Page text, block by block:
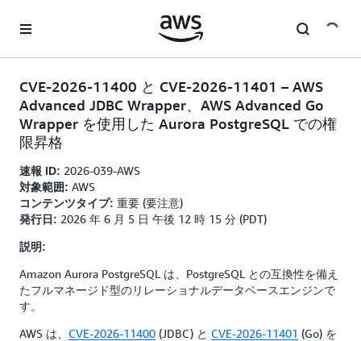
CVE-2026-11400 と CVE-2026-11401 – AWS
Advanced JDBC Wrapper、AWS Advanced Go
Wrapper を使用した Aurora PostgreSQL での権
限昇格
速報 ID: 2026-039-AWS
対象範囲: AWS
コンテンツタイプ: 重要 (要注意)
発行日: 2026 年 6 月 5 日 午後 12 時 15 分 (PDT)
説明:
Amazon Aurora PostgreSQL は、PostgreSQL との互換性を備え
たフルマネージド型のリレーショナルデータベースエンジンで
す。
AWS は、 CVE-2026-11400 (JDBC) と CVE-2026-11401 (Go) を